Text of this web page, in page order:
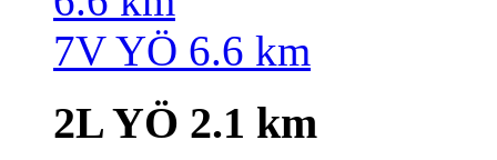
7V YÖ 6.6 km
2L YÖ 2.1 km